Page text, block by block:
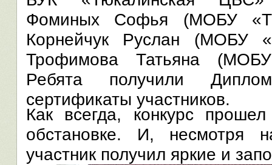
Фоминых Софья (МОБУ
Корнейчук Руслан (МОБУ
Трофимова Татьяна
Ребята получили
сертификаты участников.
Как всегда, конкурс
обстановке. И, несмотря
участник получил яркие и